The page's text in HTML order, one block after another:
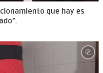
que hay es